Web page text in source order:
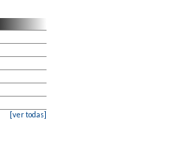
[ver todas]